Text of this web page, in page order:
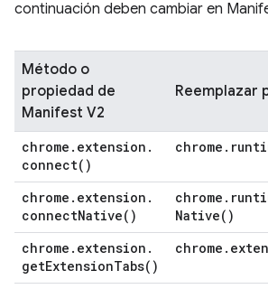
continuación deben cambiar en
Método o
propiedad de
Manifest V2
Reemplazar
chrome . extension .
connect( )
chrome .
chrome . extension .
connectNative( )
chrome .
Native( )
chrome . extension .
getExtensionTabs( )
chrome .